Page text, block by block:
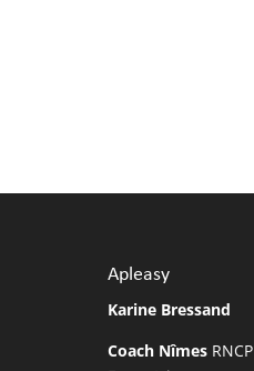
Apleasy
Karine Bressand
Coach NîmesRNCP